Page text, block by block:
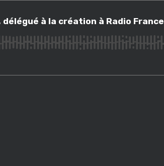
délégué à la création à Radio France
à la création à Radio France